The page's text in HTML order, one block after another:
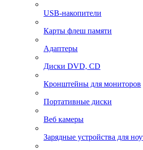
USB-накопители
Карты флеш памяти
Адаптеры
Диски DVD, CD
Кронштейны для мониторов
Портативные диски
Веб камеры
Зарядные устройства для